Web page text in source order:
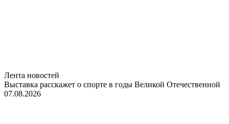
Лента новостей
Выставка расскажет о спорте в годы Великой Отечественной
07.08.2026